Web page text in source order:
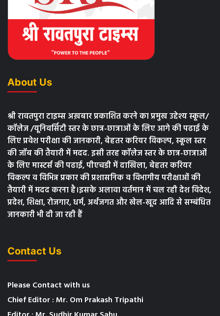
About Us
श्री रावतपुरा टाइम्स अख़बार प्रकाशित करने का प्रमुख उद्देश्य स्कूल/
कॉलेज /यूनिवर्सिटी स्तर के छात्र-छात्राओं के लिए आगे की पढाई के
लिए प्रवेश परीक्षा की जानकारी, बेहतर करियर विकल्प, स्कूल स्तर
की जॉब की तैयारी में मदद. इसी तरह कॉलेज स्तर के छात्र-छात्राओं
के लिए मास्टर्स की पढाई, पीएचडी में दाखिला, बेहतर करियर
विकल्प व विभिन्न प्रकार की प्रशासनिक व विभागीय परीक्षाओं की
तैयारी में मदद करना है।इसके अलावा वर्तमान में चल रही देश विदेश,
प्रदेश, शिक्षा, रोजगार, धर्म, अर्थजगत और खेल-खूद आदि से सम्बंधित
जानकारी भी दी जा रही हैं
Contact Us
Please Contact with us
Chief Editor : Mr. Om Prakash Tripathi